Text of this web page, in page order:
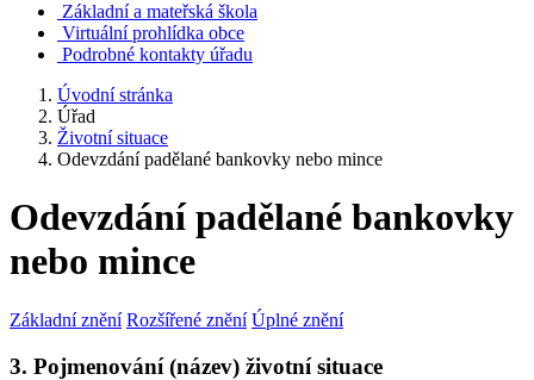
Základní a mateřská škola
Virtuální prohlídka obce
Podrobné kontakty úřadu
Úvodní stránka
Úřad
Životní situace
Odevzdání padělané bankovky nebo mince
Odevzdání padělané bankovky
nebo mince
Základní znění Rozšířené znění Úplné znění
3. Pojmenování (název) životní situace